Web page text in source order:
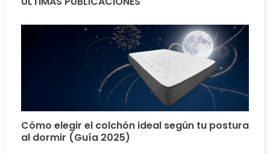
Cómo elegir el colchón ideal según tu postura
al dormir (Guía 2025)